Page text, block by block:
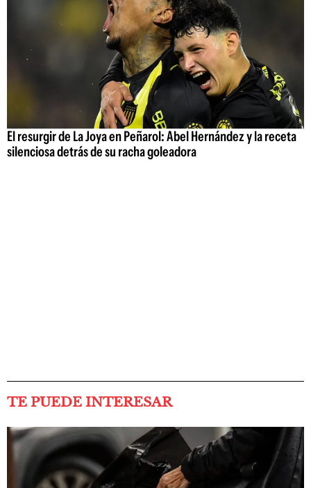
El resurgir de La Joya en Peñarol: Abel Hernández y la receta
silenciosa detrás de su racha goleadora
TE PUEDE INTERESAR